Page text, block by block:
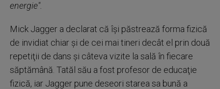
energie".
Mick Jagger a declarat că îşi păstrează forma fizică
de invidiat chiar şi de cei mai tineri decât el prin două
repetiţii de dans şi câteva vizite la sală în fiecare
săptămână. Tatăl său a fost profesor de educaţie
fizică, iar Jagger pune deseori starea sa bună a